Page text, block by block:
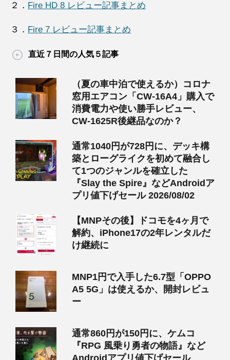
２． Fire HD 8 レビュー記事まとめ
３． Fire 7 レビュー記事まとめ
直近７日間の人気５記事
（夏の車中泊で使えるか）コロナ
窓用エアコン「CW-16A4」購入で
消費電力や使い勝手レビュー、
CW-1625R後継品なのか？
通常1040円が728円に、デッキ構
築とローグライクを初めて融合し
て1つのジャンルを確立した
『Slay the Spire』などAndroidア
プリ値下げセール 2026/08/02
【MNPその後】ドコモを4ヶ月で
解約、iPhone17の2年レンタルだ
け継続に
MNP1円で入手した6.7型「OPPO
A5 5G」は使えるか、開封レビュ
ー
通常860円が150円に、ケムコ
『RPG 風乗り勇者の物語』など